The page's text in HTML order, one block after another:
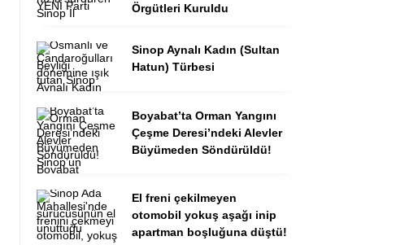
Örgütleri Kuruldu
Sinop Aynalı Kadın (Sultan
Hatun) Türbesi
Boyabat’ta Orman Yangını
Çeşme Deresi’ndeki Alevler
Büyümeden Söndürüldü!
El freni çekilmeyen
otomobil yokuş aşağı inip
apartman boşluğuna düştü!